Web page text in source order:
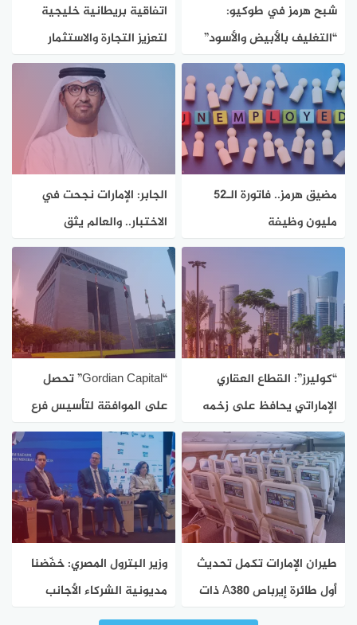
شبح هرمز في طوكيو:
“التغليف بالأبيض والأسود”
يغزو الأسواق
اتفاقية بريطانية خليجية
لتعزيز التجارة والاستثمار
مضيق هرمز.. فاتورة الـ52
مليون وظيفة
الجابر: الإمارات نجحت في
الاختبار.. والعالم يثق
بنموذجنا
“كوليرز”: القطاع العقاري
الإماراتي يحافظ على زخمه
القياسي
“Gordian Capital” تحصل
على الموافقة لتأسيس فرع
لها في دبي
طيران الإمارات تكمل تحديث
أول طائرة إيرباص A380 ذات
وزير البترول المصري: خفّضنا
مديونية الشركاء الأجانب
بنحو 93%